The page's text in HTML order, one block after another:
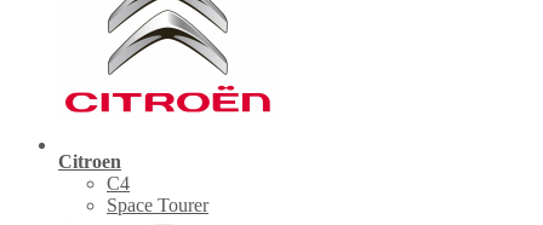
Citroen
C4
Space Tourer